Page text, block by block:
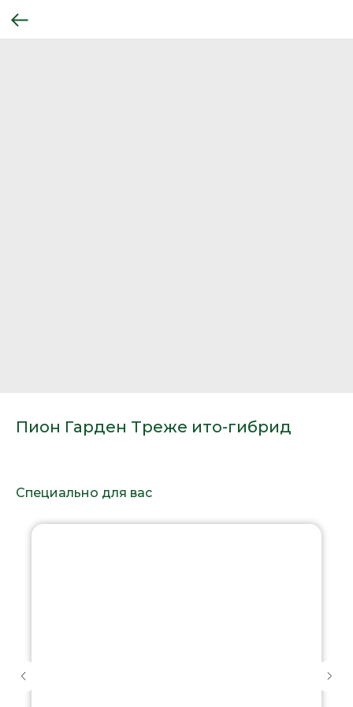
Пион Гарден Треже ито-гибрид
Специально для вас